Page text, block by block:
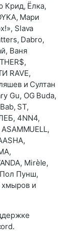
Крид, Ёлка,
Мари
Slava
Dabro,
Ваня
RAVE,
и Султан
Gu, OG Buda,
ST,
4NN4,
Mirèle,
Пунш,
хмыров и